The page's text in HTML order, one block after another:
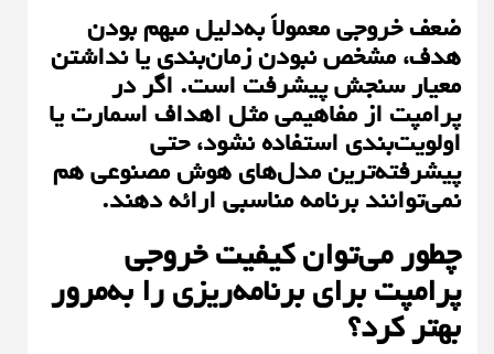
ضعف خروجی معمولاً به‌دلیل مبهم بودن
هدف، مشخص نبودن زمان‌بندی یا نداشتن
معیار سنجش پیشرفت است. اگر در
پرامپت از مفاهیمی مثل اهداف اسمارت یا
اولویت‌بندی استفاده نشود، حتی
پیشرفته‌ترین مدل‌های هوش مصنوعی هم
نمی‌توانند برنامه مناسبی ارائه دهند.
چطور می‌توان کیفیت خروجی
پرامپت برای برنامه‌ریزی را به‌مرور
بهتر کرد؟